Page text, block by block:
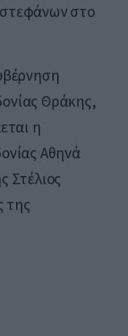
στο
Θράκης,
η
Αθηνά
Στέλιος
της